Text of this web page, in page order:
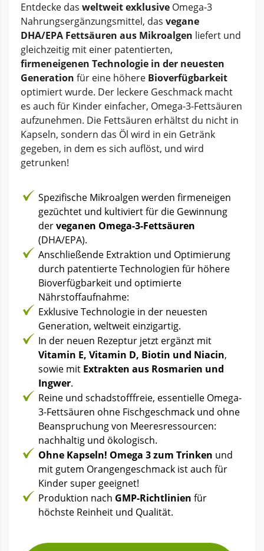
Entdecke das weltweit exklusive Omega-3
Nahrungsergänzungsmittel, das vegane
DHA/EPA Fettsäuren aus Mikroalgen liefert und
gleichzeitig mit einer patentierten,
firmeneigenen Technologie in der neuesten
Generation für eine höhere Bioverfügbarkeit
optimiert wurde. Der leckere Geschmack macht
es auch für Kinder einfacher, Omega-3-Fettsäuren
aufzunehmen. Die Fettsäuren erhältst du nicht in
Kapseln, sondern das Öl wird in ein Getränk
gegeben, in dem es sich auflöst, und wird
getrunken!
Spezifische Mikroalgen werden firmeneigen
gezüchtet und kultiviert für die Gewinnung
derveganen Omega-3-Fettsäuren
(DHA/EPA).
Anschließende Extraktion und Optimierung
durch patentierte Technologien für höhere
Bioverfügbarkeit und optimierte
Nährstoffaufnahme:
Exklusive Technologie in der neuesten
Generation, weltweit einzigartig.
In der neuen Rezeptur jetzt ergänzt mit
Vitamin E, Vitamin D, Biotin und Niacin,
sowie mit Extrakten aus Rosmarien und
Ingwer.
Reine und schadstofffreie, essentielle Omega-
3-Fettsäuren ohne Fischgeschmack und ohne
Beanspruchung von Meeresressourcen:
nachhaltig und ökologisch.
Ohne Kapseln! Omega 3 zum Trinken und
mit gutem Orangengeschmack ist auch für
Kinder super geeignet!
Produktion nach GMP-Richtlinien für
höchste Reinheit und Qualität.